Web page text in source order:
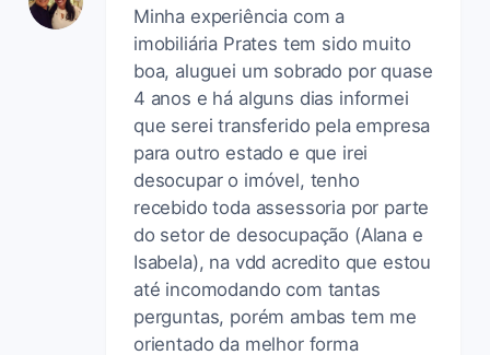
Minha experiência com a
imobiliária Prates tem sido muito
boa, aluguei um sobrado por quase
4 anos e há alguns dias informei
que serei transferido pela empresa
para outro estado e que irei
desocupar o imóvel, tenho
recebido toda assessoria por parte
do setor de desocupação (Alana e
Isabela), na vdd acredito que estou
até incomodando com tantas
perguntas, porém ambas tem me
orientado da melhor forma